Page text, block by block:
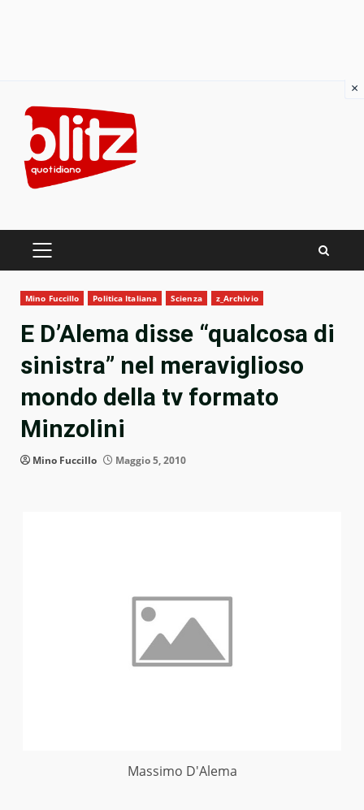
content
PRIMARY
Mino Fuccillo Politica Italiana Scienza z_Archivio
E D’Alema disse “qualcosa di
sinistra” nel meraviglioso
mondo della tv formato
Minzolini
Mino Fuccillo Maggio 5, 2010
Massimo D'Alema
×